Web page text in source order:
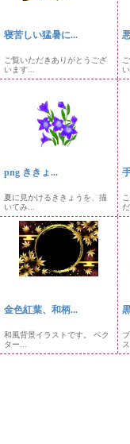
寝苦しい猛暑に...
ご覧いただきありがとうござ
います...
png ききょ...
夏に見かけるききょうを、描
いてみ...
金色紅葉、和柄...
和風背景イラストです。 ベク
ター...